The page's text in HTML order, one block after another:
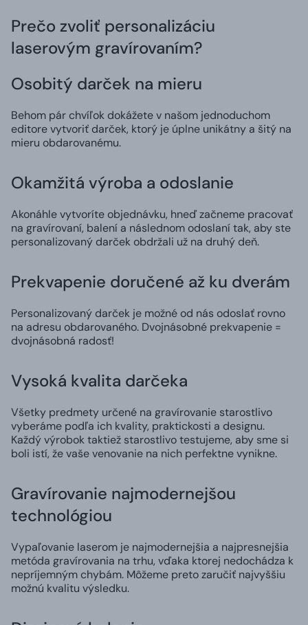
Prečo zvoliť personalizáciu
laserovým gravírovaním?
Osobitý darček na mieru
Behom pár chvíľok dokážete v našom jednoduchom
editore vytvoriť darček, ktorý je úplne unikátny a šitý na
mieru obdarovanému.
Okamžitá výroba a odoslanie
Akonáhle vytvoríte objednávku, hneď začneme pracovať
na gravírovaní, balení a následnom odoslaní tak, aby ste
personalizovaný darček obdržali už na druhý deň.
Prekvapenie doručené až ku dverám
Personalizovaný darček je možné od nás odoslať rovno
na adresu obdarovaného. Dvojnásobné prekvapenie =
dvojnásobná radosť!
Vysoká kvalita darčeka
Všetky predmety určené na gravírovanie starostlivo
vyberáme podľa ich kvality, praktickosti a designu.
Každý výrobok taktiež starostlivo testujeme, aby sme si
boli istí, že vaše venovanie na nich perfektne vynikne.
Gravírovanie najmodernejšou
technológiou
Vypaľovanie laserom je najmodernejšia a najpresnejšia
metóda gravírovania na trhu, vďaka ktorej nedochádza k
nepríjemným chybám. Môžeme preto zaručiť najvyššiu
možnú kvalitu výsledku.